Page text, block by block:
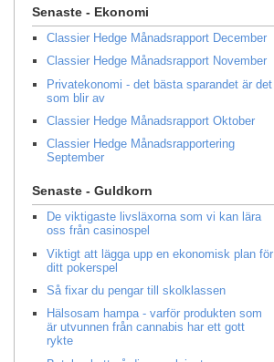
Senaste - Ekonomi
Classier Hedge Månadsrapport December
Classier Hedge Månadsrapport November
Privatekonomi - det bästa sparandet är det
som blir av
Classier Hedge Månadsrapport Oktober
Classier Hedge Månadsrapportering
September
Senaste - Guldkorn
De viktigaste livsläxorna som vi kan lära
oss från casinospel
Viktigt att lägga upp en ekonomisk plan för
ditt pokerspel
Så fixar du pengar till skolklassen
Hälsosam hampa - varför produkten som
är utvunnen från cannabis har ett gott
rykte